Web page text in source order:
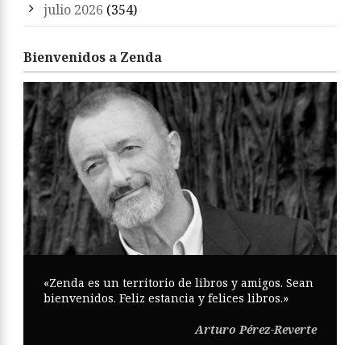
julio 2026 (354)
Bienvenidos a Zenda
«Zenda es un territorio de libros y amigos. Sean
bienvenidos. Feliz estancia y felices libros.»
Arturo Pérez-Reverte